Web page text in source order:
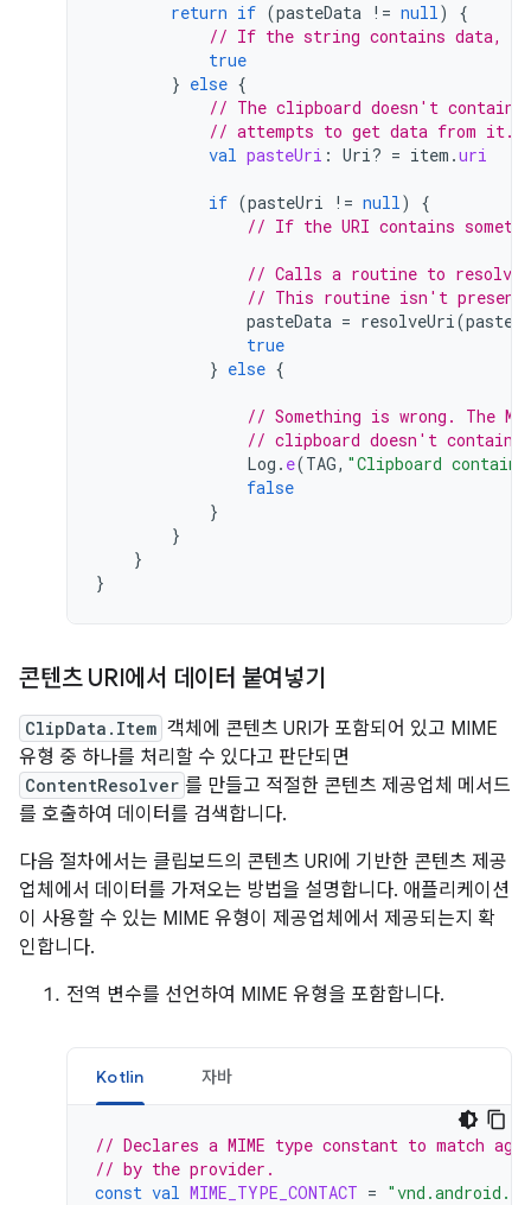
return if (pasteData != null)
{
// If the string contains data,
true
} else {
// The clipboard doesn't
// attempts to get data from it.
val pasteUri : Uri? = item .uri
if (pasteUri != null)
{
// If the URI contains
// Calls a routine to resolve
// This routine isn't
pasteData = resolveUri(
true
} else {
// Something is wrong. The
// clipboard doesn't contain
Log . e(TAG, "Clipboard
false
}
}
}
}
콘텐츠 URI에서 데이터 붙여넣기
ClipData.Item 객체에 콘텐츠 URI가 포함되어 있고 MIME
유형 중 하나를 처리할 수 있다고 판단되면
ContentResolver 를 만들고 적절한 콘텐츠 제공업체 메서드
를 호출하여 데이터를 검색합니다.
다음 절차에서는 클립보드의 콘텐츠 URI에 기반한 콘텐츠 제공
업체에서 데이터를 가져오는 방법을 설명합니다. 애플리케이션
이 사용할 수 있는 MIME 유형이 제공업체에서 제공되는지 확
인합니다.
전역 변수를 선언하여 MIME 유형을 포함합니다.
Kotlin 자바
// Declares a MIME type constant to match
// by the provider.
const val MIME_TYPE_CONTACT =